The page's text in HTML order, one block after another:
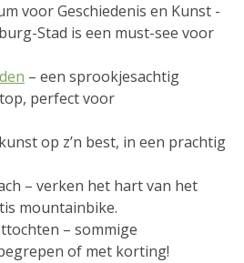
voor Geschiedenis en Kunst -
Stad is een must-see voor
– een sprookjesachtig
perfect voor
op z’n best, in een prachtig
– verken het hart van het
mountainbike.
– sommige
of met korting!